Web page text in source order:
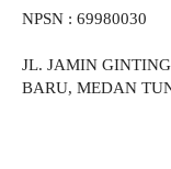
NPSN : 69980030
JL. JAMIN
BARU, MEDAN